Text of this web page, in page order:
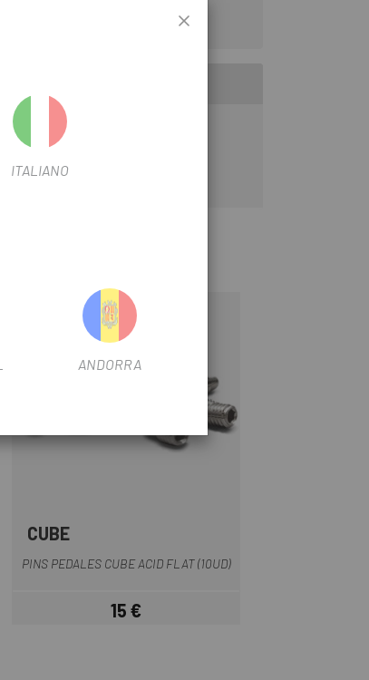
CUBE
PINS PEDALES CUBE ACID FLAT (10UD)
Precio
15 €
ITALIANO
ANDORRA